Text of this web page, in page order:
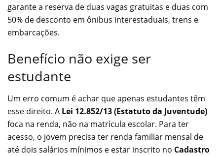
garante a reserva de duas vagas gratuitas e duas com
50% de desconto em ônibus interestaduais, trens e
embarcações.
Benefício não exige ser
estudante
Um erro comum é achar que apenas estudantes têm
esse direito. A Lei 12.852/13 (Estatuto da Juventude)
foca na renda, não na matrícula escolar. Para ter
acesso, o jovem precisa ter renda familiar mensal de
até dois salários mínimos e estar inscrito no Cadastro